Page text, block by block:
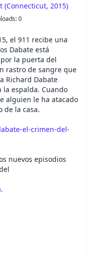
(Connecticut, 2015)
0
el 911 recibe una
Dabate está
la puerta del
rastro de sangre que
Richard Dabate
espalda. Cuando
alguien le ha atacado
de la casa.
el-crimen-del-
nuevos episodios